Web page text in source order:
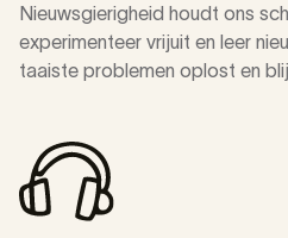
Nieuwsgierigheid houdt ons
experimenteer vrijuit en leer
taaiste problemen oplost en